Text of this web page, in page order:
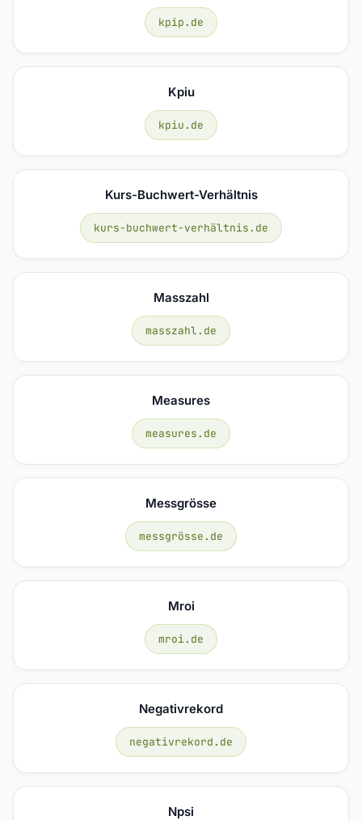
kpip.de
Kpiu
kpiu.de
Kurs-Buchwert-Verhältnis
kurs-buchwert-verhältnis.de
Masszahl
masszahl.de
Measures
measures.de
Messgrösse
messgrösse.de
Mroi
mroi.de
Negativrekord
negativrekord.de
Npsi